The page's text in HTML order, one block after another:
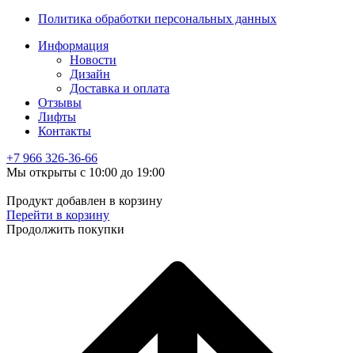
Политика обработки персональных данных
Информация
Новости
Дизайн
Доставка и оплата
Отзывы
Лифты
Контакты
+7 966 326-36-66
Мы открыты с 10:00 до 19:00
Продукт добавлен в корзину
Перейти в корзину
Продолжить покупки